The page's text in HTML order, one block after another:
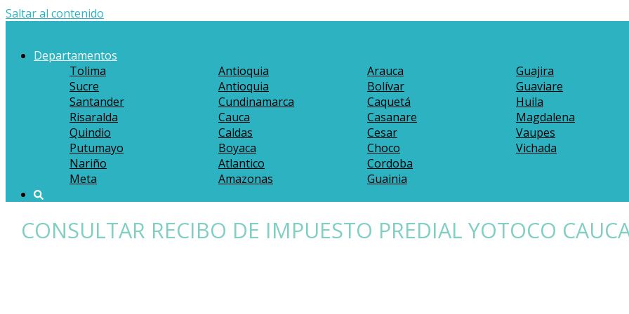
Saltar al contenido
Departamentos
Tolima
Sucre
Santander
Risaralda
Quindio
Putumayo
Nariño
Meta
Antioquia
Antioquia
Cundinamarca
Cauca
Caldas
Boyaca
Atlantico
Amazonas
Arauca
Bolívar
Caquetá
Casanare
Cesar
Choco
Cordoba
Guainia
Guajira
Guaviare
Huila
Magdalena
Vaupes
Vichada
CONSULTAR RECIBO DE IMPUESTO PREDIAL YOTOCO